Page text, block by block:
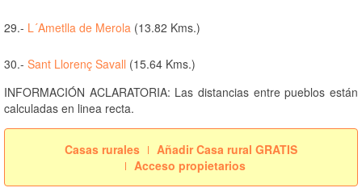
29.- L´Ametlla de Merola (13.82 Kms.)
30.- Sant Llorenç Savall (15.64 Kms.)
INFORMACIÓN ACLARATORIA: Las distancias entre pueblos están
calculadas en linea recta.
Casas rurales
Añadir Casa rural GRATIS
Acceso propietarios